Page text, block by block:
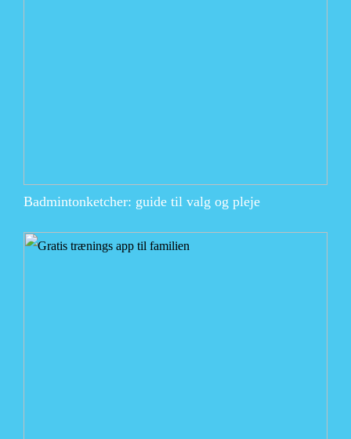
Badmintonketcher: guide til valg og pleje